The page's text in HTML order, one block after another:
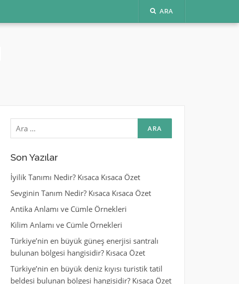
ARA
Arama:
Son Yazılar
İyilik Tanımı Nedir? Kısaca Kısaca Özet
Sevginin Tanım Nedir? Kısaca Kısaca Özet
Antika Anlamı ve Cümle Örnekleri
Kilim Anlamı ve Cümle Örnekleri
Türkiye’nin en büyük güneş enerjisi santralı
bulunan bölgesi hangisidir? Kısaca Özet
Türkiye’nin en büyük deniz kıyısı turistik tatil
beldesi bulunan bölgesi hangisidir? Kısaca Özet